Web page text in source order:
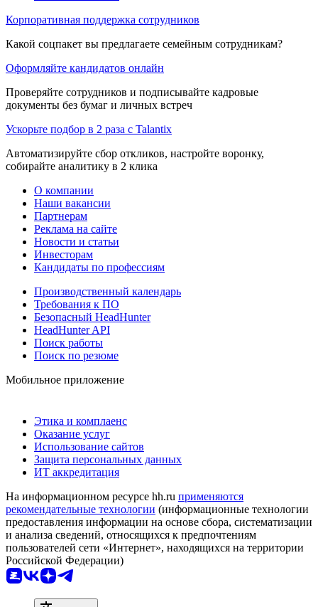
Корпоративная поддержка сотрудников
Какой соцпакет вы предлагаете семейным сотрудникам?
Оформляйте кандидатов онлайн
Проверяйте сотрудников и подписывайте кадровые
документы без бумаг и личных встреч
Ускорьте подбор в 2 раза с Talantix
Автоматизируйте сбор откликов, настройте воронку,
собирайте аналитику в 2 клика
О компании
Наши вакансии
Партнерам
Реклама на сайте
Новости и статьи
Инвесторам
Кандидаты по профессиям
Производственный календарь
Требования к ПО
Безопасный HeadHunter
HeadHunter API
Поиск работы
Поиск по резюме
Мобильное приложение
Этика и комплаенс
Оказание услуг
Использование сайтов
Защита персональных данных
ИТ аккредитация
На информационном ресурсе hh.ru применяются
рекомендательные технологии (информационные технологии
предоставления информации на основе сбора, систематизации
и анализа сведений, относящихся к предпочтениям
пользователей сети «Интернет», находящихся на территории
Российской Федерации)